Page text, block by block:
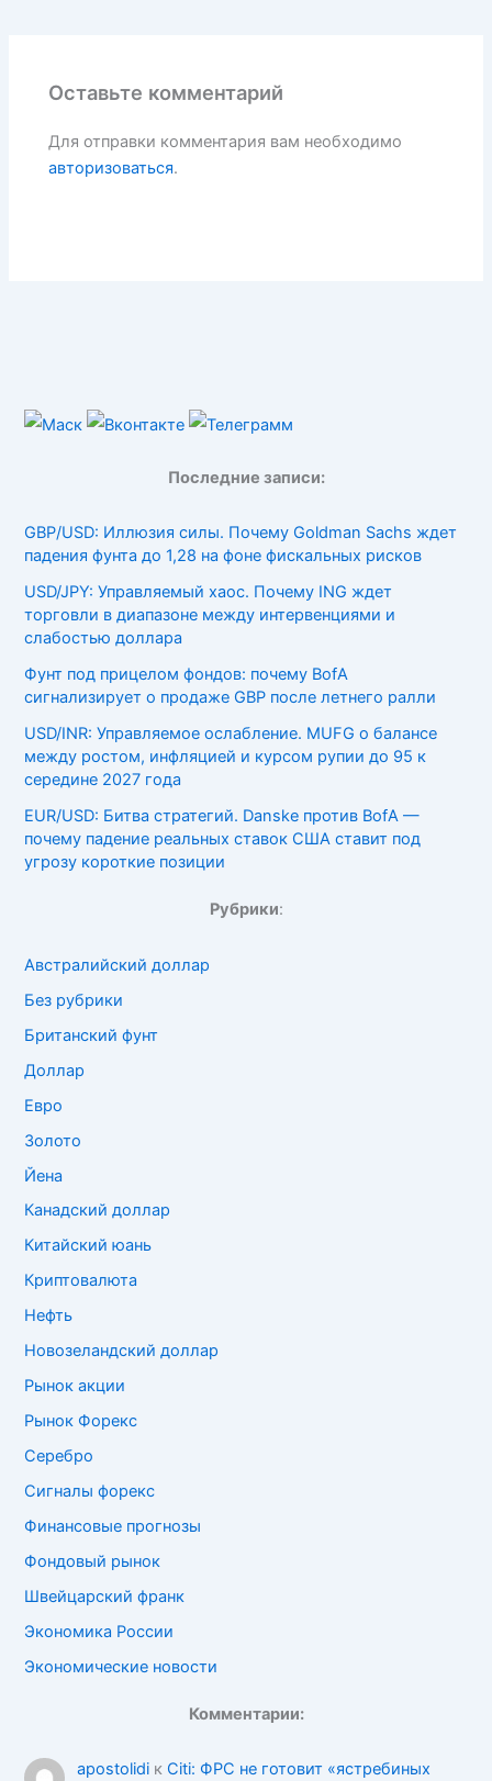
Оставьте комментарий
Для отправки комментария вам необходимо
авторизоваться.
Последние записи:
GBP/USD: Иллюзия силы. Почему Goldman Sachs ждет
падения фунта до 1,28 на фоне фискальных рисков
USD/JPY: Управляемый хаос. Почему ING ждет
торговли в диапазоне между интервенциями и
слабостью доллара
Фунт под прицелом фондов: почему BofA
сигнализирует о продаже GBP после летнего ралли
USD/INR: Управляемое ослабление. MUFG о балансе
между ростом, инфляцией и курсом рупии до 95 к
середине 2027 года
EUR/USD: Битва стратегий. Danske против BofA —
почему падение реальных ставок США ставит под
угрозу короткие позиции
Рубрики:
Австралийский доллар
Без рубрики
Британский фунт
Доллар
Евро
Золото
Йена
Канадский доллар
Китайский юань
Криптовалюта
Нефть
Новозеландский доллар
Рынок акции
Рынок Форекс
Серебро
Сигналы форекс
Финансовые прогнозы
Фондовый рынок
Швейцарский франк
Экономика России
Экономические новости
Комментарии:
apostolidiк Citi: ФРС не готовит «ястребиных